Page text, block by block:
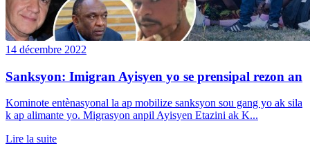
14 décembre 2022
Sanksyon: Imigran Ayisyen yo se prensipal rezon an
Kominote entènasyonal la ap mobilize sanksyon sou gang yo ak sila
k ap alimante yo. Migrasyon anpil Ayisyen Etazini ak K...
Lire la suite